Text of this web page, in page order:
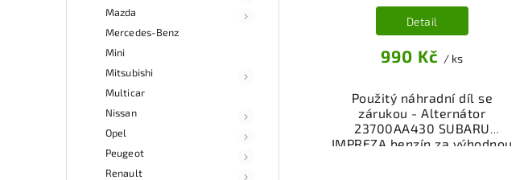
Mazda
Mercedes-Benz
Mini
Mitsubishi
Multicar
Nissan
Opel
Peugeot
Renault
990 Kč / ks
Detail
Použitý náhradní díl se
zárukou - Alternátor
23700AA430 SUBARU
IMPREZA benzín za výhodnou